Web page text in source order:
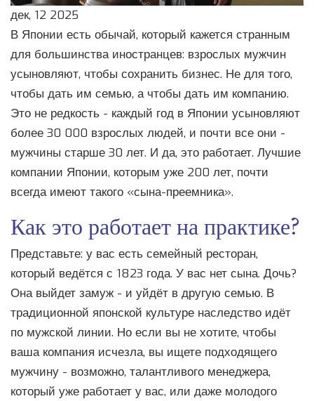
дек, 12 2025
В Японии есть обычай, который кажется странным
для большинства иностранцев: взрослых мужчин
усыновляют, чтобы сохранить бизнес. Не для того,
чтобы дать им семью, а чтобы дать им компанию.
Это не редкость - каждый год в Японии усыновляют
более 30 000 взрослых людей, и почти все они -
мужчины старше 30 лет. И да, это работает. Лучшие
компании Японии, которым уже 200 лет, почти
всегда имеют такого «сына-преемника».
Как это работает на практике?
Представьте: у вас есть семейный ресторан,
который ведётся с 1823 года. У вас нет сына. Дочь?
Она выйдет замуж - и уйдёт в другую семью. В
традиционной японской культуре наследство идёт
по мужской линии. Но если вы не хотите, чтобы
ваша компания исчезла, вы ищете подходящего
мужчину - возможно, талантливого менеджера,
который уже работает у вас, или даже молодого